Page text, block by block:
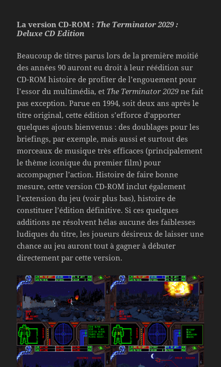
La version CD-ROM : The Terminator 2029 :
Deluxe CD Edition
Beaucoup de titres parus lors de la première moitié
des années 90 auront eu droit à leur réédition sur
CD-ROM histoire de profiter de l’engouement pour
l’essor du multimédia, et The Terminator 2029 ne fait
pas exception. Parue en 1994, soit deux ans après le
titre original, cette édition s’efforce d’apporter
quelques ajouts bienvenus : des doublages pour les
briefings, par exemple, mais aussi et surtout des
morceaux de musique très efficaces (principalement
le thème iconique du premier film) pour
accompagner l’action. Histoire de faire bonne
mesure, cette version CD-ROM inclut également
l’extension du jeu (voir plus bas), histoire de
constituer l’édition définitive. Si ces quelques
additions ne résolvent hélas aucune des faiblesses
ludiques du titre, les joueurs désireux de laisser une
chance au jeu auront tout à gagner à débuter
directement par cette version.